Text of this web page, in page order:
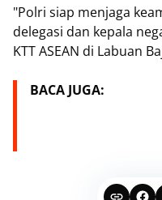
"Polri siap menjaga
delegasi dan kepala
KTT ASEAN di Labuan
BACA JUGA: